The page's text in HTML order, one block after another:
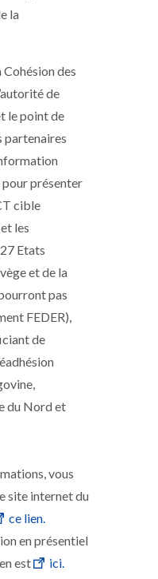
la
des
de
le point de
partenaires
pour présenter
cible
les
Etats
et de la
pas
FEDER),
de
du Nord et
vous
site internet du
ce lien.
en présentiel
est
ici.